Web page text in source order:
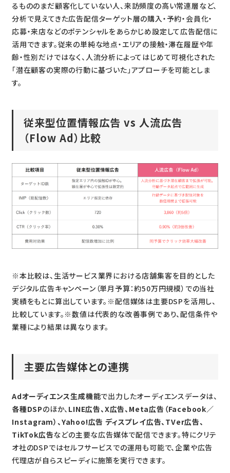
るもののまだ顧客化していない人、来訪頻度の高い常連層など、
分析で見えてきた広告配信ターゲット層の購入・予約・会員化・
応募・来店などのポテンシャルをあらかじめ設定して広告配信に
活用できます。従来の単純な地点・エリアの接触・滞在履歴や年
齢・性別だけではなく、人流分析によってはじめて可視化された
「潜在顧客の実際の行動に基づいた」アプローチを可能としま
す。
従来型位置情報広告 vs 人流広告
（Flow Ad）比較
※本比較は、生活サービス業界における店舗集客を目的とした
デジタル広告キャンペーン（単月予算：約50万円規模）での当社
実績をもとに算出しています。※配信媒体は主要DSPを活用し、
比較しています。※数値は代表的な改善事例であり、配信条件や
業種により結果は異なります。
主要広告媒体との連携
Adオーディエンス生成機能で出力したオーディエンスデータは、
各種DSPのほか、 LINE広告、X広告、Meta広告（Facebook／
Instagram）、Yahoo!広告 ディスプレイ広告、TVer広告、
TikTok広告などの主要な広告媒体で配信できます。特にクリテ
オ社のDSPではセルフサービスでの運用も可能で、企業や広告
代理店が自らスピーディに施策を実行できます。